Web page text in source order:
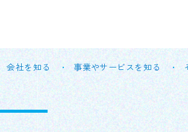
会社を知る 事業やサービスを知る